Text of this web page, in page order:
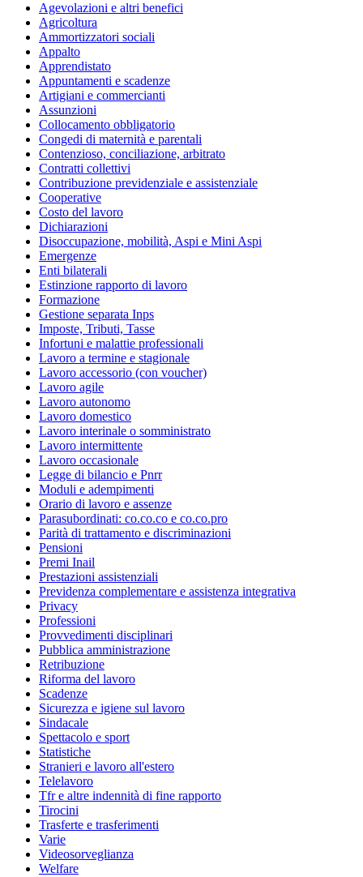
Agevolazioni e altri benefici
Agricoltura
Ammortizzatori sociali
Appalto
Apprendistato
Appuntamenti e scadenze
Artigiani e commercianti
Assunzioni
Collocamento obbligatorio
Congedi di maternità e parentali
Contenzioso, conciliazione, arbitrato
Contratti collettivi
Contribuzione previdenziale e assistenziale
Cooperative
Costo del lavoro
Dichiarazioni
Disoccupazione, mobilità, Aspi e Mini Aspi
Emergenze
Enti bilaterali
Estinzione rapporto di lavoro
Formazione
Gestione separata Inps
Imposte, Tributi, Tasse
Infortuni e malattie professionali
Lavoro a termine e stagionale
Lavoro accessorio (con voucher)
Lavoro agile
Lavoro autonomo
Lavoro domestico
Lavoro interinale o somministrato
Lavoro intermittente
Lavoro occasionale
Legge di bilancio e Pnrr
Moduli e adempimenti
Orario di lavoro e assenze
Parasubordinati: co.co.co e co.co.pro
Parità di trattamento e discriminazioni
Pensioni
Premi Inail
Prestazioni assistenziali
Previdenza complementare e assistenza integrativa
Privacy
Professioni
Provvedimenti disciplinari
Pubblica amministrazione
Retribuzione
Riforma del lavoro
Scadenze
Sicurezza e igiene sul lavoro
Sindacale
Spettacolo e sport
Statistiche
Stranieri e lavoro all'estero
Telelavoro
Tfr e altre indennità di fine rapporto
Tirocini
Trasferte e trasferimenti
Varie
Videosorveglianza
Welfare